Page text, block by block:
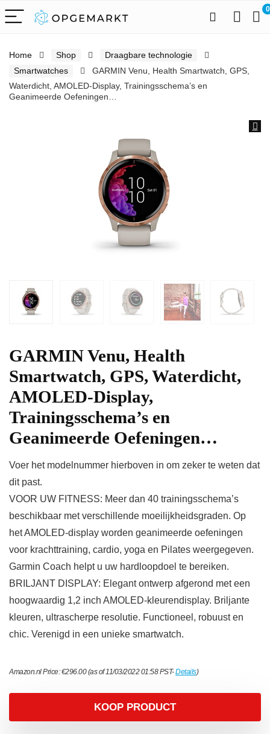
0
Home Shop
Draagbare technologie
Smartwatches
GARMIN Venu, Health Smartwatch, GPS,
Waterdicht, AMOLED-Display, Trainingsschema’s en
Geanimeerde Oefeningen…
GARMIN Venu, Health
Smartwatch, GPS, Waterdicht,
AMOLED-Display,
Trainingsschema’s en
Geanimeerde Oefeningen…
Voer het modelnummer hierboven in om zeker te weten dat
dit past.
VOOR UW FITNESS: Meer dan 40 trainingsschema’s
beschikbaar met verschillende moeilijkheidsgraden. Op
het AMOLED-display worden geanimeerde oefeningen
voor krachttraining, cardio, yoga en Pilates weergegeven.
Garmin Coach helpt u uw hardloopdoel te bereiken.
BRILJANT DISPLAY: Elegant ontwerp afgerond met een
hoogwaardig 1,2 inch AMOLED-kleurendisplay. Briljante
kleuren, ultrascherpe resolutie. Functioneel, robuust en
chic. Verenigd in een unieke smartwatch.
Amazon.nl Price:€296.00(as of 11/03/2022 01:58 PST-Details)
KOOP PRODUCT